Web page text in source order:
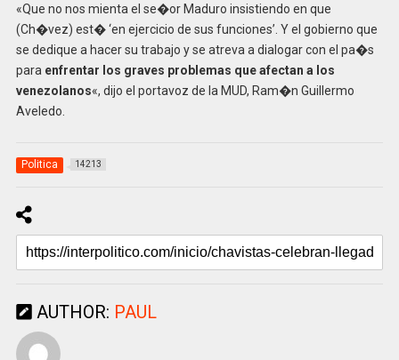
«Que no nos mienta el se�or Maduro insistiendo en que
(Ch�vez) est� ‘en ejercicio de sus funciones’. Y el gobierno que
se dedique a hacer su trabajo y se atreva a dialogar con el pa�s
para enfrentar los graves problemas que afectan a los
venezolanos«, dijo el portavoz de la MUD, Ram�n Guillermo
Aveledo.
Politica 14213
AUTHOR: PAUL